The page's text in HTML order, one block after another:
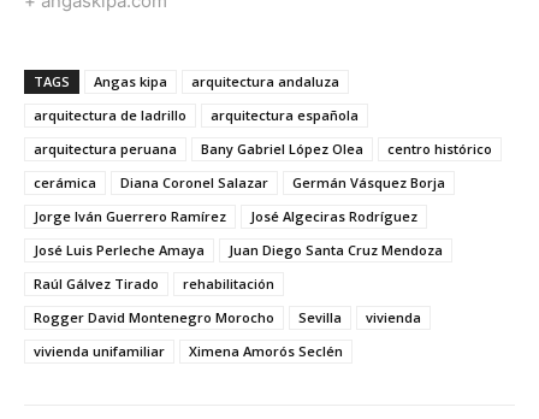
TAGS Angas kipa
arquitectura andaluza
arquitectura de ladrillo
arquitectura española
arquitectura peruana
Bany Gabriel López Olea
centro histórico
cerámica
Diana Coronel Salazar
Germán Vásquez Borja
Jorge Iván Guerrero Ramírez
José Algeciras Rodríguez
José Luis Perleche Amaya
Juan Diego Santa Cruz Mendoza
Raúl Gálvez Tirado
rehabilitación
Rogger David Montenegro Morocho
Sevilla
vivienda
vivienda unifamiliar
Ximena Amorós Seclén